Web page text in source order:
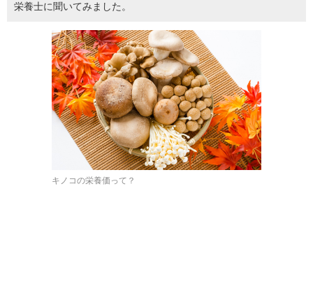
栄養士に聞いてみました。
キノコの栄養価って？